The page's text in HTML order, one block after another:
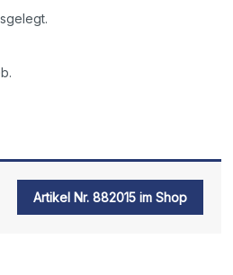
Artikel Nr. 882015 im Shop